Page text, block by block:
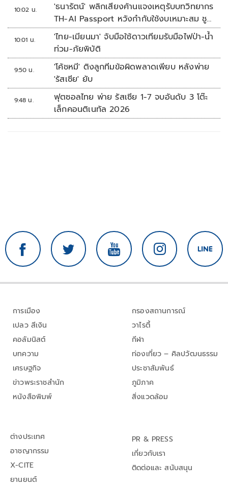
10:02 น.
'ธนารัตน์' พลิกเสียงค้านแจงเหตุรับบทวิทยากร
TH-AI Passport หวังกำกับใช้งบเหมาะสม ชู
จุดเด่นคนไทยได้ใช้ AI ระดับโปร ลดเหลื่อมล้ำ
ทางเทคโนโลยี เซฟงบไปกว่า900ล้าน เชื่อหาก
ใช้เต็มที่เอกชนขาดทุนย่อยยับ
10:01 น.
'ไทย-เมียนมา' จับมือใช้ดาวเทียมรับมือไฟป่า-น้ำ
ท่วม-ภัยพิบัติ
9:50 น.
'โค้ชหมี' ติงลูกทีมข้อผิดพลาดเพียบ หลังพ่าย
'รัสเซีย' ยับ
9:48 น.
ฟุตซอลไทย พ่าย รัสเซีย 1-7 จบอันดับ 3 โต๊ะ
เล็กคอนติเนทัล 2026
การเมือง
เปลว สีเงิน
คอลัมนิสต์
บทความ
เศรษฐกิจ
ข่าวพระราชสำนัก
หนังสือพิมพ์
กรองสถานการณ์
วาไรตี้
กีฬา
ท่องเที่ยว – ศิลปวัฒนธรรม
ประชาสัมพันธ์
ภูมิภาค
สิ่งแวดล้อม
ต่างประเทศ
อาชญากรรม
X-CITE
ยานยนต์
PR & PRESS
เกี่ยวกับเรา
ติดต่อและ สนับสนุน